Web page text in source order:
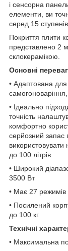
і сенсорна
елементи, ви
серед 15 ступенів
Покриття плити
представлено 2
склокерамікою.
Основні
• Адаптована для
• Ідеально
точність
комфортно
серйозний запас
використовувати
до 100 літрів.
• Широкий
3500 Вт
• Має 27 режимів
• Посилений
до 100 кг.
Технічні
• Максимальна